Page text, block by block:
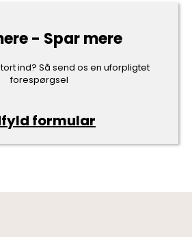
- Spar mere
ind? Så send os en uforpligtet
forespørgsel
formular